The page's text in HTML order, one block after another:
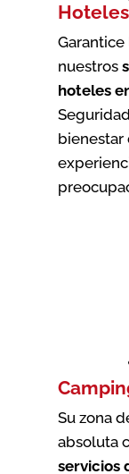
Hoteles
nuestros
hoteles
bienestar
Su zona
absoluta
servicios